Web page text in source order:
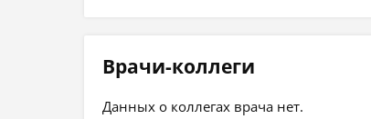
Врачи-коллеги
Данных о коллегах врача нет.